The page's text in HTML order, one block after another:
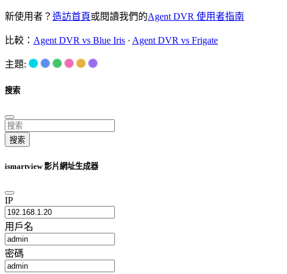
新使用者？ 造訪首頁或閱讀我們的Agent DVR 使用者指南
比較： Agent DVR vs Blue Iris · Agent DVR vs Frigate
主題:
搜索
搜索
ismartview 影片網址生成器
IP
用戶名
密碼